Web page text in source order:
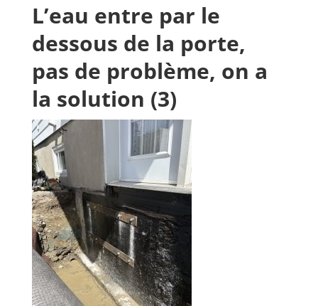
L’eau entre par le
dessous de la porte,
pas de problème, on a
la solution (3)